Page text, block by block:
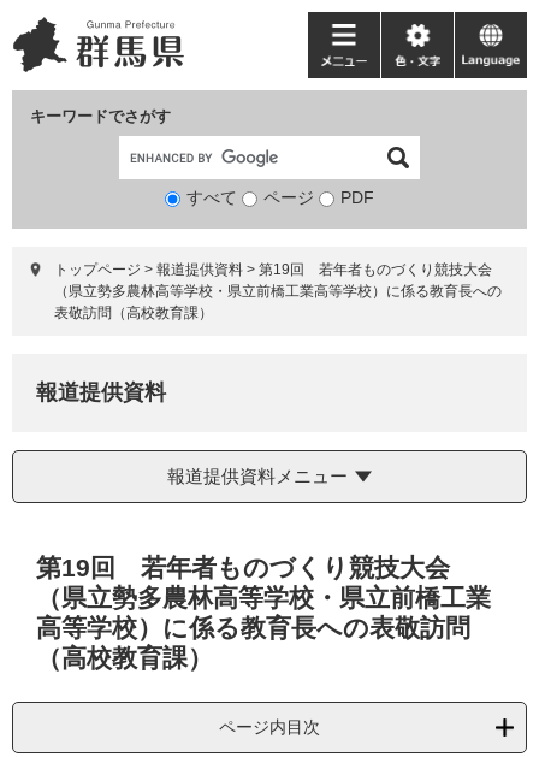
ー
ジ
ニ
ュ
て
キーワードでさがす
検
象
すべて ページ PDF
メ
ニ
ー
色・
文
language
トップページ > 報道提供資料 > 第19回 若年者ものづくり競技大会
（県立勢多農林高等学校・県立前橋工業高等学校）に係る教育長への
表敬訪問（高校教育課）
報道提供資料
報道提供資料メニュー
第19回 若年者ものづくり競技大会
（県立勢多農林高等学校・県立前橋工業
高等学校）に係る教育長への表敬訪問
（高校教育課）
ページ内目次